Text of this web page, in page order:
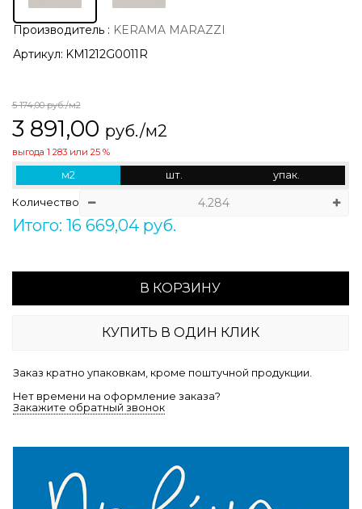
Производитель : KERAMA MARAZZI
Артикул: KM1212G0011R
5 174,00руб./м2
3 891,00 руб./м2
выгода 1 283или 25 %
м2 шт. упак.
Количество
Итого: 16 669,04 руб.
В КОРЗИНУ
КУПИТЬ В ОДИН КЛИК
Заказ кратно упаковкам, кроме поштучной продукции.
Нет времени на оформление заказа?
Закажите обратный звонок